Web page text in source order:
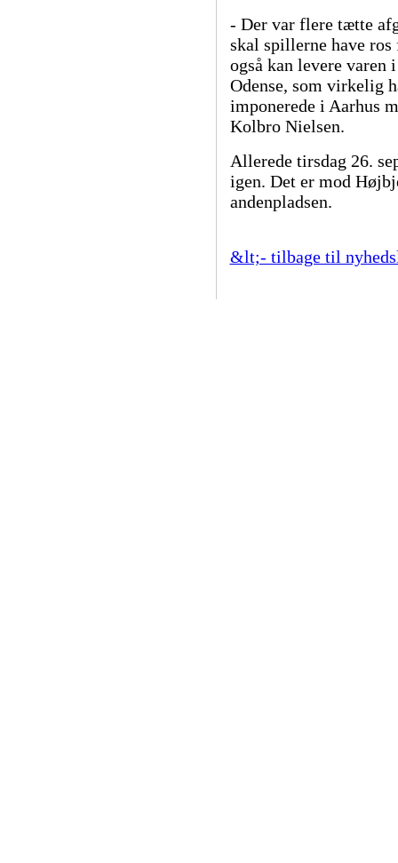
- Der var flere tætte
skal spillerne have
også kan levere varen
Odense, som virkelig
imponerede i Aarhus
Kolbro Nielsen.
Allerede tirsdag 26.
igen. Det er mod
andenpladsen.
&lt;- tilbage til